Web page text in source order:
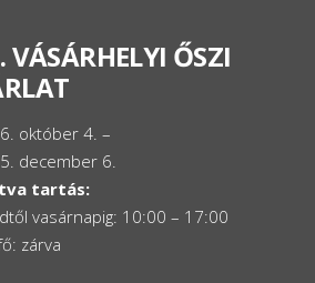
VÁSÁRHELYI ŐSZI
október 4. –
december 6.
tartás:
vasárnapig: 10:00 – 17:00
zárva